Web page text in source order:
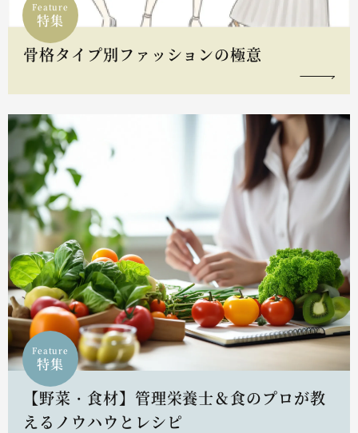
Feature
特集
骨格タイプ別ファッションの極意
Feature
特集
【野菜・食材】管理栄養士＆食のプロが教
えるノウハウとレシピ